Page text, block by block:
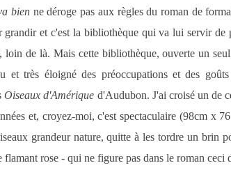
bien ne déroge pas aux règles du roman de
grandir et c'est la bibliothèque qui va lui servir de
loin de là. Mais cette bibliothèque, ouverte un
et très éloigné des préoccupations et des
Oiseaux d'Amérique d'Audubon. J'ai croisé un de
et, croyez-moi, c'est spectaculaire (98cm x
grandeur nature, quitte à les tordre un brin
flamant rose - qui ne figure pas dans le roman ceci